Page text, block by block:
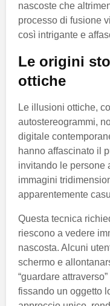
nascoste che
processo di fusione
così intrigante e
Le origini
ottiche
Le illusioni ottiche,
autostereogrammi,
digitale
hanno affascinato il
invitando le persone
immagini
apparentemente
Questa tecnica
riescono a vedere
nascosta. Alcuni
schermo e
“guardare
fissando un oggetto